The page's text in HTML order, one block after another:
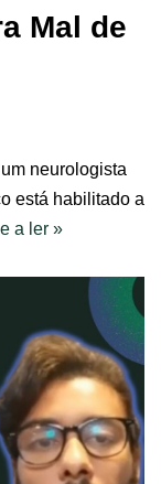
Mal de
neurologista
está habilitado a
a ler »